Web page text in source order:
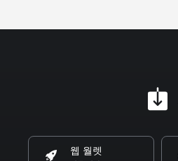
웹 월렛